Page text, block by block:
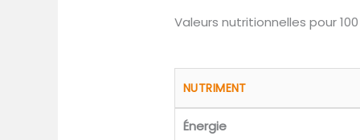
Valeurs nutritionnelles pour
NUTRIMENT
Énergie